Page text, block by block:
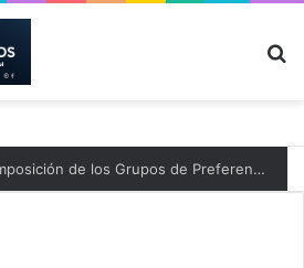
Ya se conoce la composición de los Grupos de Preferente y el calendario